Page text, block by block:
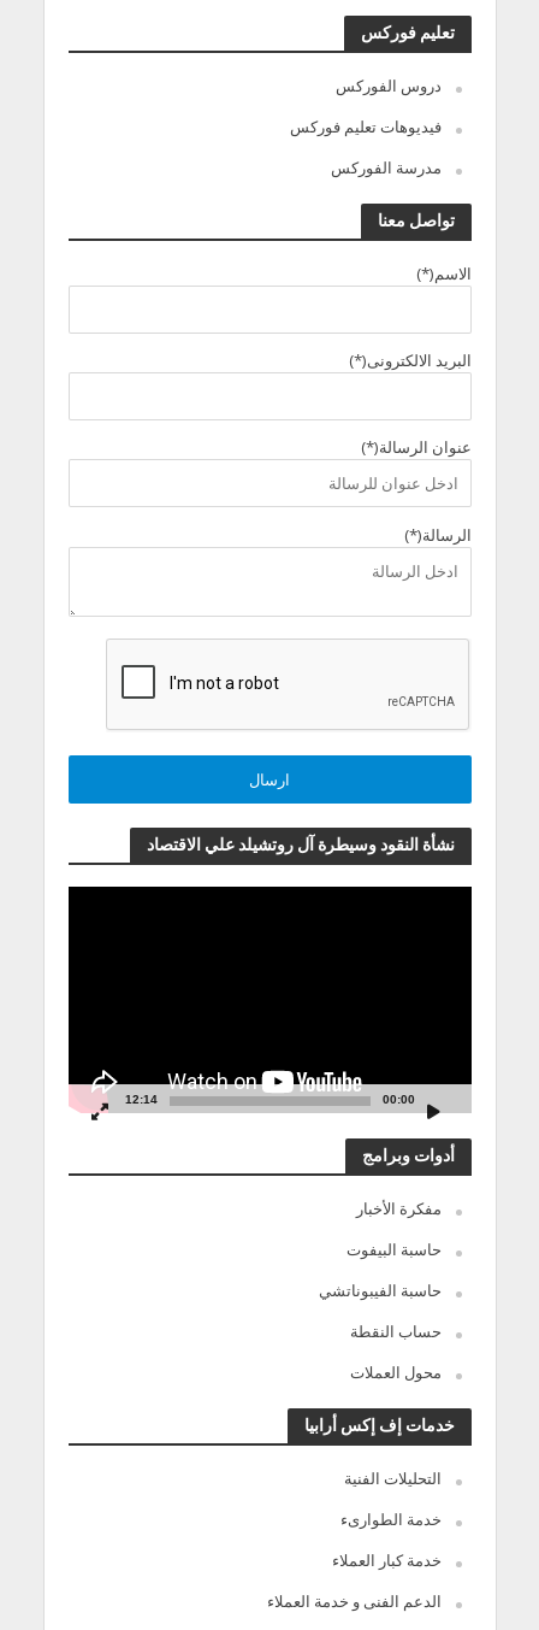
تعليم فوركس
دروس الفوركس
فيديوهات تعليم فوركس
مدرسة الفوركس
تواصل معنا
الاسم(*)
البريد الالكترونى(*)
عنوان الرسالة(*)
الرسالة(*)
نشأة النقود وسيطرة آل روتشيلد علي الاقتصاد
00:00
12:14
أدوات وبرامج
مفكرة الأخبار
حاسبة البيفوت
حاسبة الفيبوناتشي
حساب النقطة
محول العملات
خدمات إف إكس أرابيا
التحليلات الفنية
خدمة الطوارىء
خدمة كبار العملاء
الدعم الفنى و خدمة العملاء